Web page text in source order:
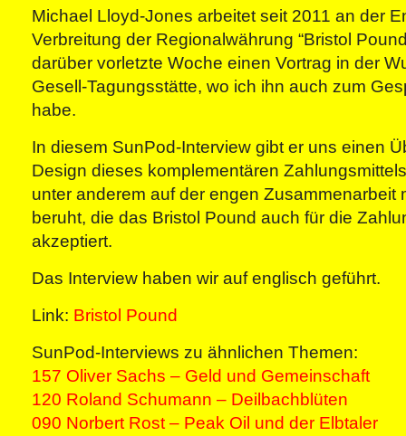
Michael Lloyd-Jones arbeitet seit 2011 an der
Verbreitung der Regionalwährung “Bristol
darüber vorletzte Woche einen Vortrag in der
Gesell-Tagungsstätte, wo ich ihn auch zum
habe.
In diesem SunPod-Interview gibt er uns einen
Design dieses komplementären
unter anderem auf der engen Zusammenarbeit
beruht, die das Bristol Pound auch für die
akzeptiert.
Das Interview haben wir auf englisch geführt.
Link: Bristol Pound
SunPod-Interviews zu ähnlichen Themen:
157 Oliver Sachs – Geld und Gemeinschaft
120 Roland Schumann – Deilbachblüten
090 Norbert Rost – Peak Oil und der Elbtaler